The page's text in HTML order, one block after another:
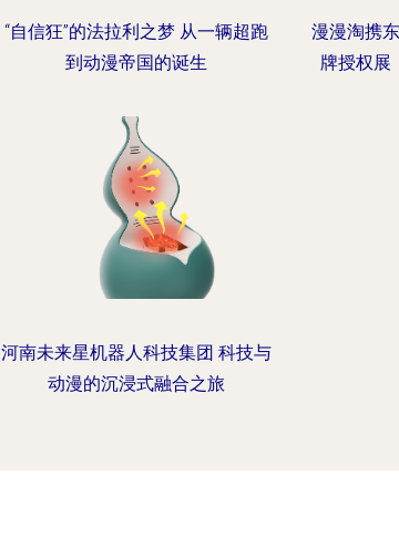
“自信狂”的法拉利之梦 从一辆超跑
到动漫帝国的诞生
漫漫淘携
牌授权展
河南未来星机器人科技集团 科技与
动漫的沉浸式融合之旅